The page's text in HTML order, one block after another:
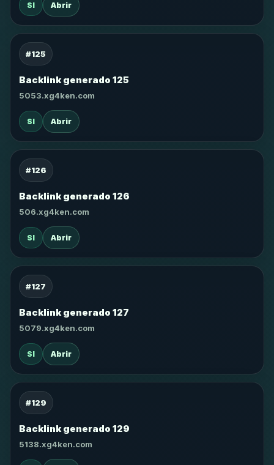
SI Abrir
#125
Backlink generado 125
5053.xg4ken.com
SI Abrir
#126
Backlink generado 126
506.xg4ken.com
SI Abrir
#127
Backlink generado 127
5079.xg4ken.com
SI Abrir
#129
Backlink generado 129
5138.xg4ken.com